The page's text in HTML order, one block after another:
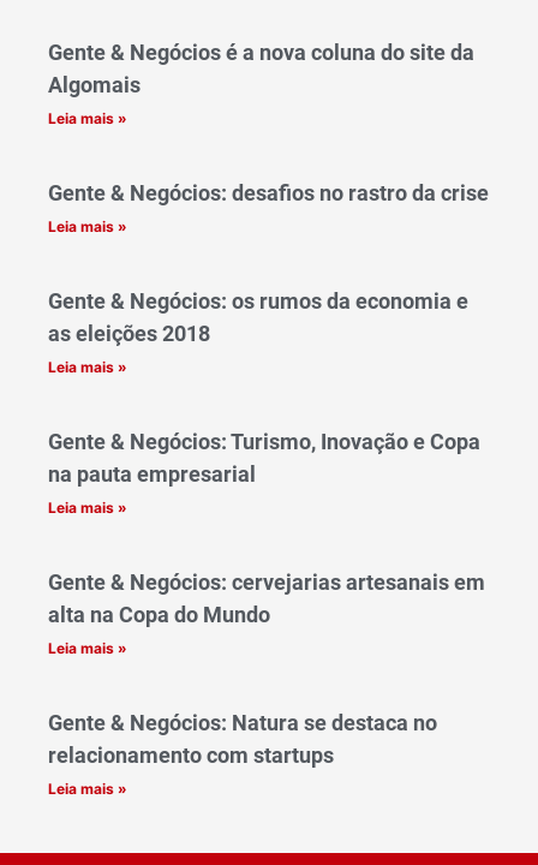
Gente & Negócios é a nova coluna do site da
Algomais
Leia mais »
Gente & Negócios: desafios no rastro da crise
Leia mais »
Gente & Negócios: os rumos da economia e
as eleições 2018
Leia mais »
Gente & Negócios: Turismo, Inovação e Copa
na pauta empresarial
Leia mais »
Gente & Negócios: cervejarias artesanais em
alta na Copa do Mundo
Leia mais »
Gente & Negócios: Natura se destaca no
relacionamento com startups
Leia mais »